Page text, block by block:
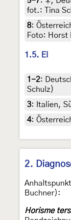
fot.: Tina
8:
Foto: Horst
1.5. Ei
1-2:
Schulz)
3:
Italien,
4:
2.
Buchner):
Horisme